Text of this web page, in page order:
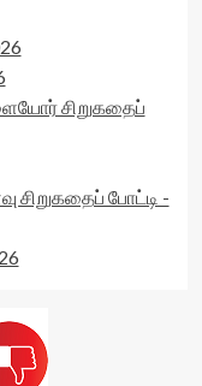
சிறுகதைப்
சிறுகதைப் போட்டி -